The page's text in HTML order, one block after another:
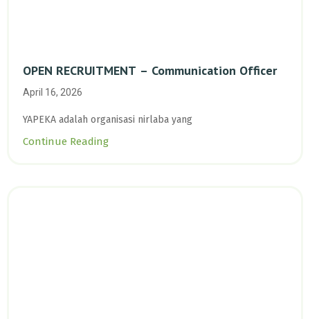
OPEN RECRUITMENT – Communication Officer
April 16, 2026
YAPEKA adalah organisasi nirlaba yang
Continue Reading